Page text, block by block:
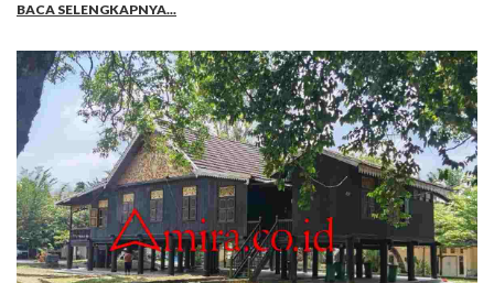
BACA SELENGKAPNYA...